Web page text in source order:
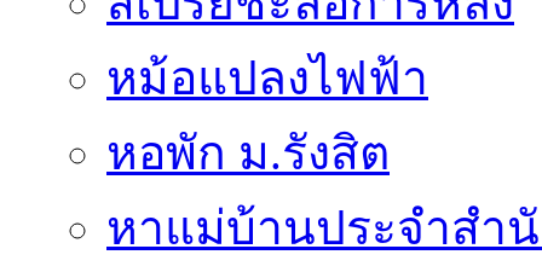
หม้อแปลงไฟฟ้า
หอพัก ม.รังสิต
หาแม่บ้านประจำสำ